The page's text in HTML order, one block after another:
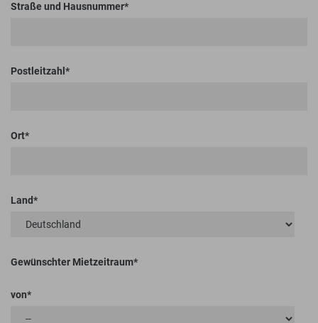
Straße und Hausnummer
Postleitzahl
Ort
Land
Gewünschter Mietzeitraum
von